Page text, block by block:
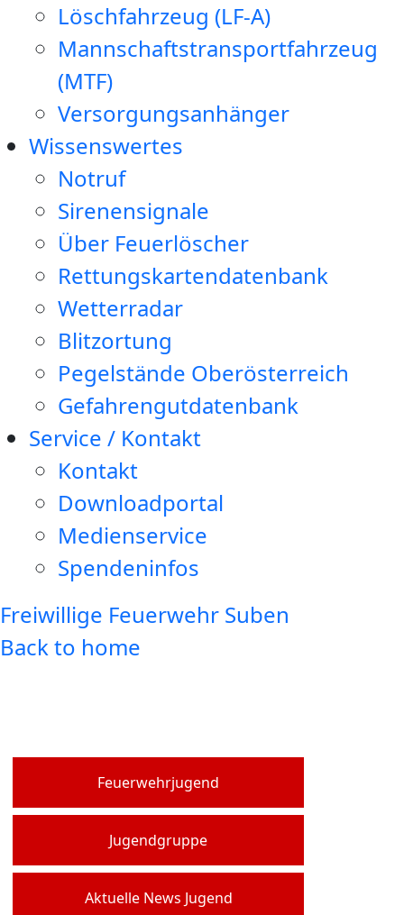
Löschfahrzeug (LF-A)
Mannschaftstransportfahrzeug
(MTF)
Versorgungsanhänger
Wissenswertes
Notruf
Sirenensignale
Über Feuerlöscher
Rettungskartendatenbank
Wetterradar
Blitzortung
Pegelstände Oberösterreich
Gefahrengutdatenbank
Service / Kontakt
Kontakt
Downloadportal
Medienservice
Spendeninfos
Freiwillige Feuerwehr Suben
Back to home
Feuerwehrjugend
Jugendgruppe
Aktuelle News Jugend